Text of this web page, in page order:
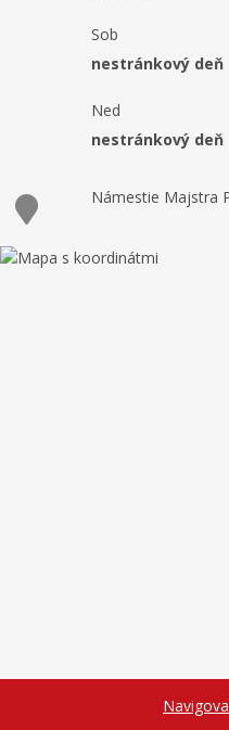
Sob
nestránkový deň
Ned
nestránkový deň
Námestie Majstra